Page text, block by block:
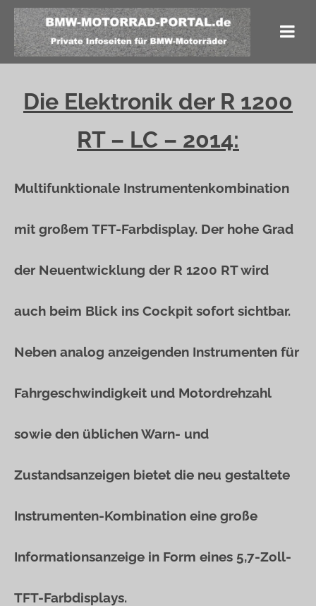
Die Elektronik der R 1200
RT – LC – 2014:
Multifunktionale Instrumentenkombination
mit großem TFT-Farbdisplay. Der hohe Grad
der Neuentwicklung der R 1200 RT wird
auch beim Blick ins Cockpit sofort sichtbar.
Neben analog anzeigenden Instrumenten für
Fahrgeschwindigkeit und Motordrehzahl
sowie den üblichen Warn- und
Zustandsanzeigen bietet die neu gestaltete
Instrumenten-Kombination eine große
Informationsanzeige in Form eines 5,7-Zoll-
TFT-Farbdisplays.